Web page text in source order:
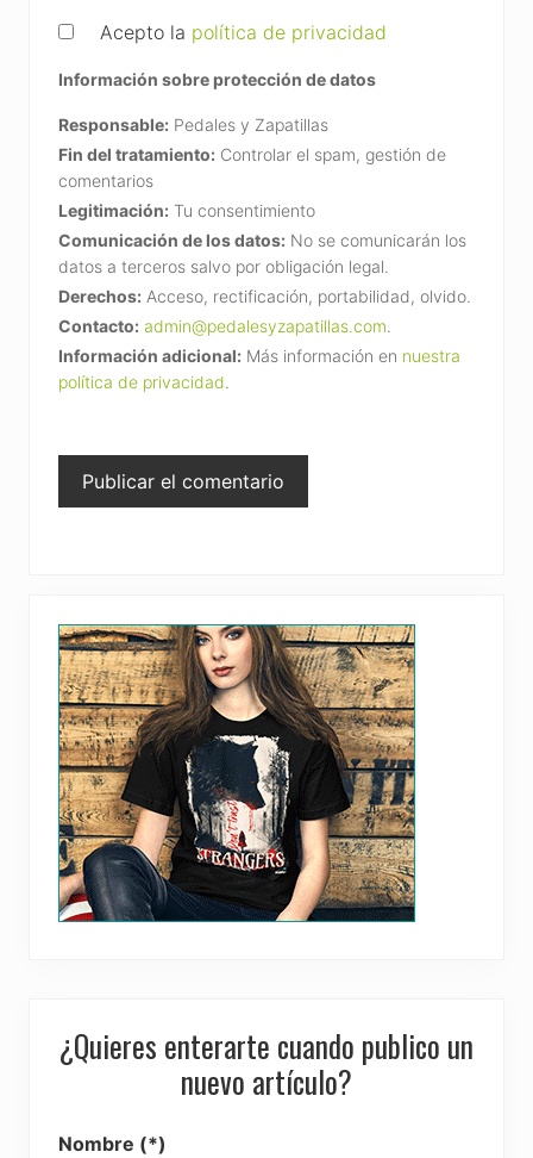
Acepto la política de privacidad
Información sobre protección de datos
Responsable: Pedales y Zapatillas
Fin del tratamiento: Controlar el spam, gestión de
comentarios
Legitimación: Tu consentimiento
Comunicación de los datos: No se comunicarán los
datos a terceros salvo por obligación legal.
Derechos: Acceso, rectificación, portabilidad, olvido.
Contacto: admin@pedalesyzapatillas.com.
Información adicional: Más información en nuestra
política de privacidad.
Primary
Sidebar
¿Quieres enterarte cuando publico un
nuevo artículo?
Nombre (*)